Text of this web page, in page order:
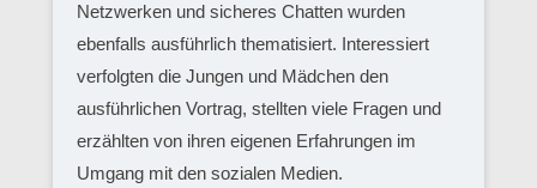
Netzwerken und sicheres Chatten wurden
ebenfalls ausführlich thematisiert. Interessiert
verfolgten die Jungen und Mädchen den
ausführlichen Vortrag, stellten viele Fragen und
erzählten von ihren eigenen Erfahrungen im
Umgang mit den sozialen Medien.